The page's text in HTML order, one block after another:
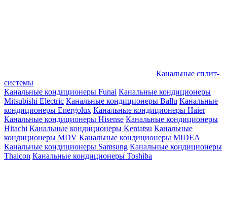
Канальные сплит-
системы
Канальные кондиционеры Funai Канальные кондиционеры
Mitsubishi Electric Канальные кондиционеры Ballu Канальные
кондиционеры Energolux Канальные кондиционеры Haier
Канальные кондиционеры Hisense Канальные кондиционеры
Hitachi Канальные кондиционеры Kentatsu Канальные
кондиционеры MDV Канальные кондиционеры MIDEA
Канальные кондиционеры Samsung Канальные кондиционеры
Thaicon Канальные кондиционеры Toshiba